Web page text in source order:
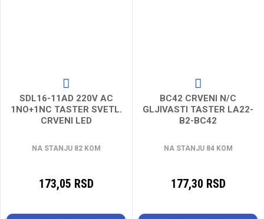
SDL16-11AD 220V AC
1NO+1NC TASTER SVETL.
CRVENI LED
NA STANJU 82 KOM
173,05 RSD
BC42 CRVENI N/C
GLJIVASTI TASTER LA22-
B2-BC42
NA STANJU 84 KOM
177,30 RSD